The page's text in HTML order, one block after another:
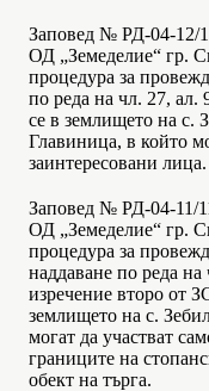
Заповед № РД-04-12/
ОД „Земеделие“ гр.
процедура за
по реда на чл. 27,
се в землището на с.
Главиница, в който
заинтересовани лица.
Заповед № РД-04-11/
ОД „Земеделие“ гр.
процедура за
наддаване по реда на
изречение второ от
землището на с.
могат да участват
границите на
обект на търга.